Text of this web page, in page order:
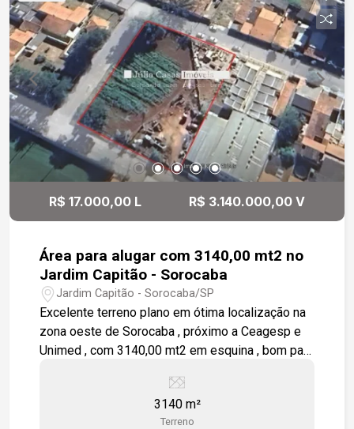
R$ 17.000,00 L R$ 3.140.000,00 V
Área para alugar com 3140,00 mt2 no
Jardim Capitão - Sorocaba
Jardim Capitão - Sorocaba/SP
Excelente terreno plano em ótima localização na
zona oeste de Sorocaba , próximo a Ceagesp e
Unimed , com 3140,00 mt2 em esquina , bom para
Estamos à disposição para te atender. Gostaria
de saber mais informações ou agendar uma
3140 m²
Terreno